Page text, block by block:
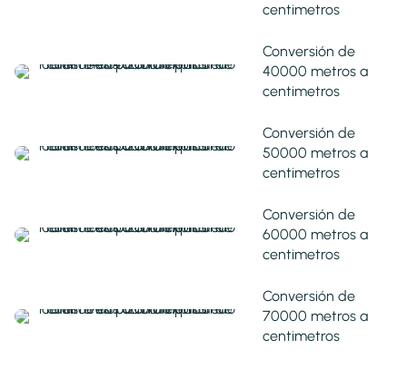
centimetros
Conversión de
40000 metros a
centimetros
Conversión de
50000 metros a
centimetros
Conversión de
60000 metros a
centimetros
Conversión de
70000 metros a
centimetros